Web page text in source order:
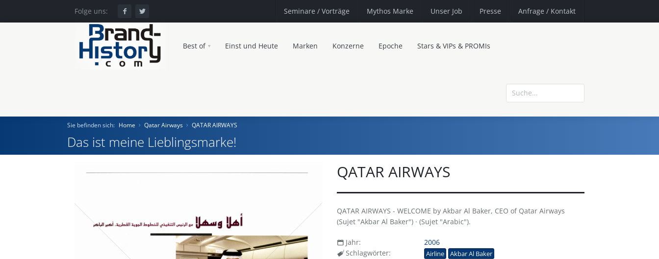
Folge uns: Seminare / Vorträge Mythos Marke Unser Job Presse Anfrage / Kontakt
Best of Einst und Heute Marken Konzerne Epoche Stars & VIPs & PROMIs
Konzerne
Sie befinden sich: Home Qatar Airways QATAR AIRWAYS
Das ist meine Lieblingsmarke!
QATAR AIRWAYS
QATAR AIRWAYS - WELCOME by Akbar Al Baker, CEO of Qatar Airways
(Sujet "Akbar Al Baker") · (Sujet "Arabic").
Jahr:
2006
Schlagwörter:
Airline Akbar Al Baker